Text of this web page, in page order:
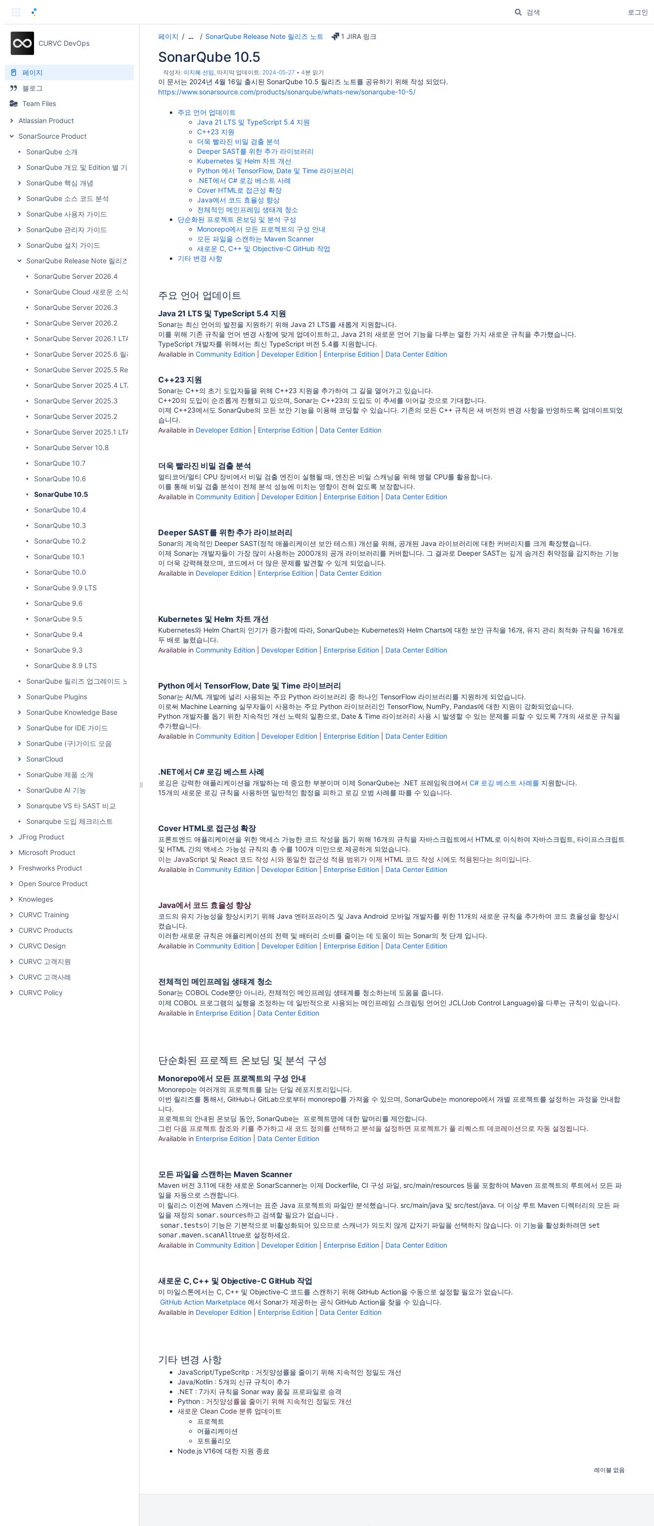
로그인
CURVC DevOps
페이지
블로그
Team Files
Atlassian Product
SonarSource Product
SonarQube 소개
SonarQube 개요 및 Edition 별 기능 비교
SonarQube 핵심 개념
SonarQube 소스 코드 분석
SonarQube 사용자 가이드
SonarQube 관리자 가이드
SonarQube 설치 가이드
SonarQube Release Note 릴리즈 노트
SonarQube Server 2026.4
SonarQube Cloud 새로운 소식_20260714
SonarQube Server 2026.3
SonarQube Server 2026.2
SonarQube Server 2026.1 LTA
SonarQube Server 2025.6 릴리스
SonarQube Server 2025.5 Release
SonarQube Server 2025.4 LTA
SonarQube Server 2025.3
SonarQube Server 2025.2
SonarQube Server 2025.1 LTA
SonarQube Server 10.8
SonarQube 10.7
SonarQube 10.6
SonarQube 10.5
SonarQube 10.4
SonarQube 10.3
SonarQube 10.2
SonarQube 10.1
SonarQube 10.0
SonarQube 9.9 LTS
SonarQube 9.6
SonarQube 9.5
SonarQube 9.4
SonarQube 9.3
SonarQube 8.9 LTS
SonarQube 릴리즈 업그레이드 노트
SonarQube Plugins
SonarQube Knowledge Base
SonarQube for IDE 가이드
SonarQube (구)가이드 모음
SonarCloud
SonarQube 제품 소개
SonarQube AI 기능
Sonarqube VS 타 SAST 비교
Sonarqube 도입 체크리스트
JFrog Product
Microsoft Product
Freshworks Product
Open Source Product
Knowleges
CURVC Training
CURVC Products
CURVC Design
CURVC 고객지원
CURVC 고객사례
CURVC Policy
페이지 … SonarQube Release Note 릴리즈 노트 1 JIRA 링크
SonarQube 10.5
작성자: 이지혜 선임, 마지막 업데이트: 2024-05-27 4분 읽기
이 문서는 2024년 4월 16일 출시된 SonarQube 10.5 릴리즈 노트를 공유하기 위해 작성 되었다.
https://www.sonarsource.com/products/sonarqube/whats-new/sonarqube-10-5/
주요 언어 업데이트
Java 21 LTS 및 TypeScript 5.4 지원
C++23 지원
더욱 빨라진 비밀 검출 분석
Deeper SAST를 위한 추가 라이브러리
Kubernetes 및 Helm 차트 개선
Python 에서 TensorFlow, Date 및 Time 라이브러리
.NET에서 C# 로깅 베스트 사례
Cover HTML로 접근성 확장
Java에서 코드 효율성 향상
전체적인 메인프레임 생태계 청소
단순화된 프로젝트 온보딩 및 분석 구성
Monorepo에서 모든 프로젝트의 구성 안내
모든 파일을 스캔하는 Maven Scanner
새로운 C, C++ 및 Objective-C GitHub 작업
기타 변경 사항
주요 언어 업데이트
Java 21 LTS 및 TypeScript 5.4 지원
Sonar는 최신 언어의 발전을 지원하기 위해 Java 21 LTS를 새롭게 지원합니다.
이를 위해 기존 규칙을 언어 변경 사항에 맞게 업데이트하고, Java 21의 새로운 언어 기능을 다루는 열한 가지 새로운 규칙을 추가했습니다.
TypeScript 개발자를 위해서는 최신 TypeScript 버전 5.4를 지원합니다.
Available in Community Edition Developer Edition Enterprise Edition Data Center Edition
C++23 지원
Sonar는 C++의 초기 도입자들을 위해 C++23 지원을 추가하여 그 길을 열어가고 있습니다.
C++20의 도입이 순조롭게 진행되고 있으며, Sonar는 C++23의 도입도 이 추세를 이어갈 것으로 기대합니다.
이제 C++23에서도 SonarQube의 모든 보안 기능을 이용해 코딩할 수 있습니다. 기존의 모든 C++ 규칙은 새 버전의 변경 사항을 반영하도록 업데이트되었
습니다.
Available in Developer Edition Enterprise Edition Data Center Edition
더욱 빨라진 비밀 검출 분석
멀티코어/멀티 CPU 장비에서 비밀 검출 엔진이 실행될 때, 엔진은 비밀 스캐닝을 위해 병렬 CPU를 활용합니다.
이를 통해 비밀 검출 분석이 전체 분석 성능에 미치는 영향이 전혀 없도록 보장합니다.
Available in Community Edition Developer Edition Enterprise Edition Data Center Edition
Deeper SAST를 위한 추가 라이브러리
Sonar의 계속적인 Deeper SAST(정적 애플리케이션 보안 테스트) 개선을 위해, 공개된 Java 라이브러리에 대한 커버리지를 크게 확장했습니다.
이제 Sonar는 개발자들이 가장 많이 사용하는 2000개의 공개 라이브러리를 커버합니다. 그 결과로 Deeper SAST는 깊게 숨겨진 취약점을 감지하는 기능
이 더욱 강력해졌으며, 코드에서 더 많은 문제를 발견할 수 있게 되었습니다.
Available in Developer Edition Enterprise Edition Data Center Edition
Kubernetes 및 Helm 차트 개선
Kubernetes와 Helm Chart의 인기가 증가함에 따라, SonarQube는 Kubernetes와 Helm Charts에 대한 보안 규칙을 16개, 유지 관리 최적화 규칙을 16개로
두 배로 늘렸습니다.
Available in Community Edition Developer Edition Enterprise Edition Data Center Edition
Python 에서 TensorFlow, Date 및 Time 라이브러리
Sonar는 AI/ML 개발에 널리 사용되는 주요 Python 라이브러리 중 하나인 TensorFlow 라이브러리를 지원하게 되었습니다.
이로써 Machine Learning 실무자들이 사용하는 주요 Python 라이브러리인 TensorFlow, NumPy, Pandas에 대한 지원이 강화되었습니다.
Python 개발자를 돕기 위한 지속적인 개선 노력의 일환으로, Date & Time 라이브러리 사용 시 발생할 수 있는 문제를 피할 수 있도록 7개의 새로운 규칙을
추가했습니다.
Available in Community Edition Developer Edition Enterprise Edition Data Center Edition
.NET에서 C# 로깅 베스트 사례
로깅은 강력한 애플리케이션을 개발하는 데 중요한 부분이며 이제 SonarQube는 .NET 프레임워크에서 C# 로깅 베스트 사례를 지원합니다.
15개의 새로운 로깅 규칙을 사용하면 일반적인 함정을 피하고 로깅 모범 사례를 따를 수 있습니다.
Cover HTML로 접근성 확장
프론트엔드 애플리케이션을 위한 액세스 가능한 코드 작성을 돕기 위해 16개의 규칙을 자바스크립트에서 HTML로 이식하여 자바스크립트, 타이프스크립트
및 HTML 간의 액세스 가능성 규칙의 총 수를 100개 미만으로 제공하게 되었습니다.
이는 JavaScript 및 React 코드 작성 시와 동일한 접근성 적용 범위가 이제 HTML 코드 작성 시에도 적용된다는 의미입니다.
Available in Community Edition Developer Edition Enterprise Edition Data Center Edition
Java에서 코드 효율성 향상
코드의 유지 가능성을 향상시키기 위해 Java 엔터프라이즈 및 Java Android 모바일 개발자를 위한 11개의 새로운 규칙을 추가하여 코드 효율성을 향상시
켰습니다.
이러한 새로운 규칙은 애플리케이션의 전력 및 배터리 소비를 줄이는 데 도움이 되는 Sonar의 첫 단계 입니다.
Available in Community Edition Developer Edition Enterprise Edition Data Center Edition
전체적인 메인프레임 생태계 청소
Sonar는 COBOL Code뿐만 아니라, 전체적인 메인프레임 생태계를 청소하는데 도움을 줍니다.
이제 COBOL 프로그램의 실행을 조정하는 데 일반적으로 사용되는 메인프레임 스크립팅 언어인 JCL(Job Control Language)을 다루는 규칙이 있습니다.
Available in Enterprise Edition Data Center Edition
단순화된 프로젝트 온보딩 및 분석 구성
Monorepo에서 모든 프로젝트의 구성 안내
Monorepo는 여러개의 프로젝트를 담는 단일 레포지토리입니다.
이번 릴리즈를 통해서, GitHub나 GitLab으로부터 monorepo를 가져올 수 있으며, SonarQube는 monorepo에서 개별 프로젝트를 설정하는 과정을 안내합
니다.
프로젝트의 안내된 온보딩 동안, SonarQube는 프로젝트명에 대한 말머리를 제안합니다.
그런 다음 프로젝트 참조와 키를 추가하고 새 코드 정의를 선택하고 분석을 설정하면 프로젝트가 풀 리퀘스트 데코레이션으로 자동 설정됩니다.
Available in Enterprise Edition Data Center Edition
모든 파일을 스캔하는 Maven Scanner
Maven 버전 3.11에 대한 새로운 SonarScanner는 이제 Dockerfile, CI 구성 파일, src/main/resources 등을 포함하여 Maven 프로젝트의 루트에서 모든 파
일을 자동으로 스캔합니다.
이 릴리스 이전에 Maven 스캐너는 표준 Java 프로젝트의 파일만 분석했습니다. src/main/java 및 src/test/java. 더 이상 루트 Maven 디렉터리의 모든 파
일을 재정의 sonar.sources하고 검색할 필요가 없습니다 .
sonar.tests이 기능은 기본적으로 비활성화되어 있으므로 스캐너가 의도치 않게 갑자기 파일을 선택하지 않습니다. 이 기능을 활성화하려면 set
sonar.maven.scanAlltrue로 설정하세요.
Available in Community Edition Developer Edition Enterprise Edition Data Center Edition
새로운 C, C++ 및 Objective-C GitHub 작업
이 마일스톤에서는 C, C++ 및 Objective-C 코드를 스캔하기 위해 GitHub Action을 수동으로 설정할 필요가 없습니다.
GitHub Action Marketplace 에서 Sonar가 제공하는 공식 GitHub Action을 찾을 수 있습니다.
Available in Developer Edition Enterprise Edition Data Center Edition
기타 변경 사항
JavaScript/TypeScritp : 거짓양성률을 줄이기 위해 지속적인 정밀도 개선
Java/Kotlin : 5개의 신규 규칙이 추가
.NET : 7가지 규칙을 Sonar way 품질 프로파일로 승격
Python : 거짓양성률을 줄이기 위해 지속적인 정밀도 개선
새로운 Clean Code 분류 업데이트
프로젝트
어플리케이션
포트폴리오
Node.js V16에 대한 지원 종료
레이블 없음